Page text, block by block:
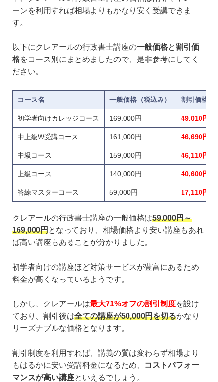
ーンを利用すれば相場よりもかなり安く受講できま
す。
以下にクレアールの行政書士講座の一般価格と割引価
格をコース別にまとめましたので、是非参考にしてく
ださい。
コース名 一般価格（税込み） 割引価格（
初学者向けカレッジコース 169,000円 49,010円
中上級W受講コース 161,000円 46,690円
中級コース 159,000円 46,110円
上級コース 140,000円 40,600円
答練マスターコース 59,000円 17,110円
クレアールの行政書士講座の一般価格は59,000円～
169,000円となっており、相場価格より安い講座もあれ
ば高い講座もあることが分かりました。
初学者向けの講座ほど対策サービスが豊富にあるため
料金が高くなっているようです。
しかし、クレアールは最大71%オフの割引制度を設け
ており、割引後は全ての講座が50,000円を切るかなり
リーズナブルな価格となります。
割引制度を利用すれば、講義の質は変わらず相場より
もはるかに安い受講料金になるため、
コストパフォー
マンスが高い講座といえるでしょう。